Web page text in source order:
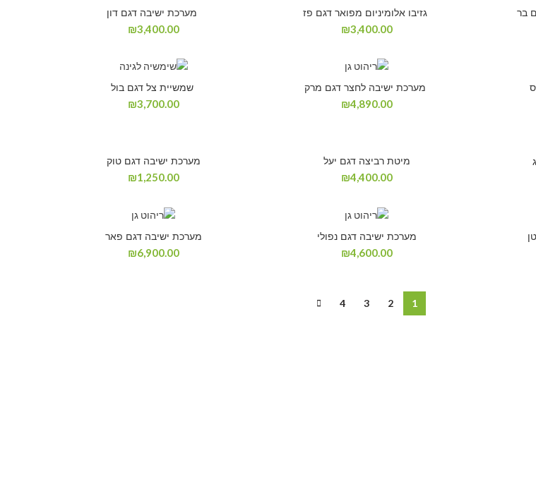
בר גזיבו אלומיניום מפואר דגם פז
₪3,400.00
מערכת ישיבה דגם דון
₪3,400.00
מערכת ישיבה לחצר דגם מרק
₪4,890.00
שמשיית צל דגם בול
₪3,700.00
מיטת רביצה דגם יעל
₪4,400.00
מערכת ישיבה דגם טוק
₪1,250.00
מערכת ישיבה דגם נפולי
₪4,600.00
מערכת ישיבה דגם פאר
₪6,900.00
1
2
3
4